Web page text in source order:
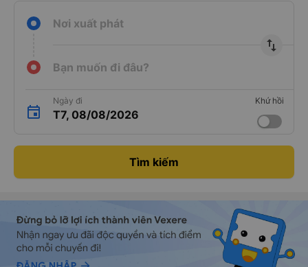
Nơi xuất phát
import_export
Bạn muốn đi đâu?
Ngày đi
T7, 08/08/2026
Khứ hồi
Tìm kiếm